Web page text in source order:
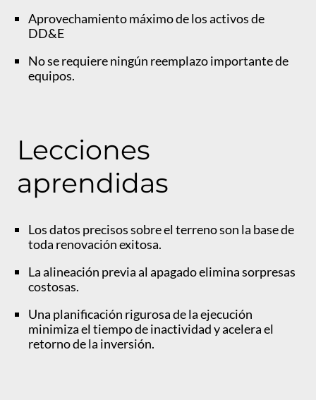
Aprovechamiento máximo de los activos de
DD&E
No se requiere ningún reemplazo importante de
equipos.
Lecciones
aprendidas
Los datos precisos sobre el terreno son la base de
toda renovación exitosa.
La alineación previa al apagado elimina sorpresas
costosas.
Una planificación rigurosa de la ejecución
minimiza el tiempo de inactividad y acelera el
retorno de la inversión.